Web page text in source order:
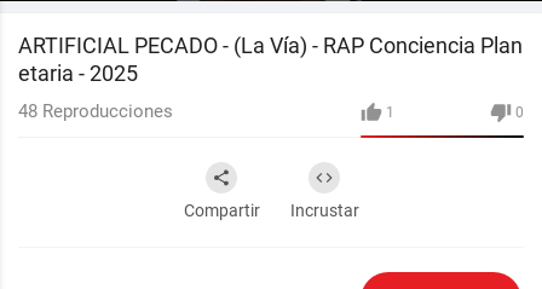
ARTIFICIAL PECADO - (La Vía) - RAP Conciencia Plan
etaria - 2025
1 0
48 Reproducciones
Compartir Incrustar